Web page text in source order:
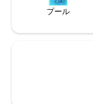
プール